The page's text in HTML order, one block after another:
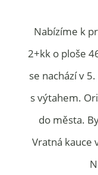
Nabízíme k
2+kk o ploše
se nachází v
s výtahem.
do města.
Vratná kauce